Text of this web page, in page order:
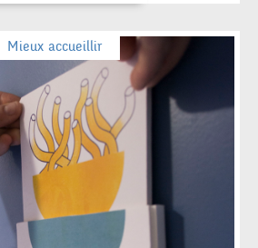
Mieux accueillir